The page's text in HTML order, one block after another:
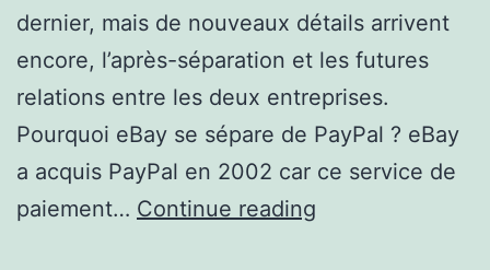
dernier, mais de nouveaux détails arrivent
encore, l’après-séparation et les futures
relations entre les deux entreprises.
Pourquoi eBay se sépare de PayPal ? eBay
a acquis PayPal en 2002 car ce service de
paiement… Continue reading